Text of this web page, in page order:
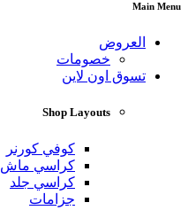
Main Menu
العروض
خصومات
تسوق اون لاين
Shop Layouts
كوفي كورنر
كراسي ماش
كراسي جلد
جزامات